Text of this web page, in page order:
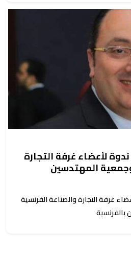
لأعضاء غرفة التجارة
المهتدسين
غرفة التجارة والصناعة الفرنسية